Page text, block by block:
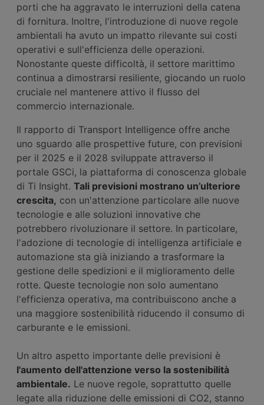
porti che ha aggravato le interruzioni della catena
di fornitura. Inoltre, l'introduzione di nuove regole
ambientali ha avuto un impatto rilevante sui costi
operativi e sull'efficienza delle operazioni.
Nonostante queste difficoltà, il settore marittimo
continua a dimostrarsi resiliente, giocando un ruolo
cruciale nel mantenere attivo il flusso del
commercio internazionale.
Il rapporto di Transport Intelligence offre anche
uno sguardo alle prospettive future, con previsioni
per il 2025 e il 2028 sviluppate attraverso il
portale GSCi, la piattaforma di conoscenza globale
di Ti Insight. Tali previsioni mostrano un’ulteriore
crescita, con un'attenzione particolare alle nuove
tecnologie e alle soluzioni innovative che
potrebbero rivoluzionare il settore. In particolare,
l'adozione di tecnologie di intelligenza artificiale e
automazione sta già iniziando a trasformare la
gestione delle spedizioni e il miglioramento delle
rotte. Queste tecnologie non solo aumentano
l'efficienza operativa, ma contribuiscono anche a
una maggiore sostenibilità riducendo il consumo di
carburante e le emissioni.
Un altro aspetto importante delle previsioni è
l'aumento dell'attenzione verso la sostenibilità
ambientale. Le nuove regole, soprattutto quelle
legate alla riduzione delle emissioni di CO2, stanno